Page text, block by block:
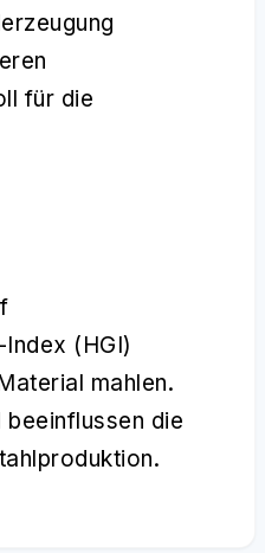
für die
(HGI)
mahlen.
die